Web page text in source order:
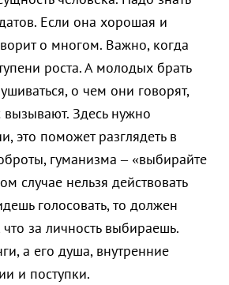
Если она хорошая и
о многом. Важно, когда
роста. А молодых брать
о чем они говорят,
Здесь нужно
это поможет разглядеть в
гуманизма – «выбирайте
случае нельзя действовать
голосовать, то должен
что за личность выбираешь.
а его душа, внутренние
и поступки.